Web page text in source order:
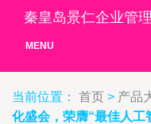
秦皇岛景仁企业管
MENU
当前位置： 首页 > 产品
化盛会，荣膺“最佳人工